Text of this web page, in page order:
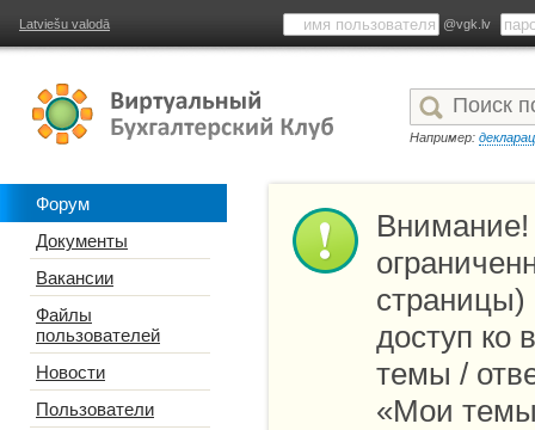
Latviešu valodā @vgk.lv
Например:
Форум
Документы
Вакансии
Файлы
пользователей
Новости
Пользователи
доступ ко
темы /
«Мои